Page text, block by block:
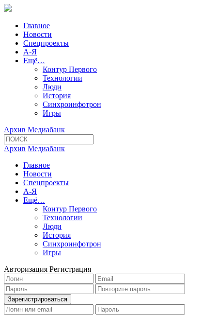
Главное
Новости
Спецпроекты
А-Я
Ещё…
Контур Первого
Технологии
Люди
История
Синхроинфотрон
Игры
Архив Медиабанк
Архив Медиабанк
Главное
Новости
Спецпроекты
А-Я
Ещё…
Контур Первого
Технологии
Люди
История
Синхроинфотрон
Игры
Авторизация Регистрация